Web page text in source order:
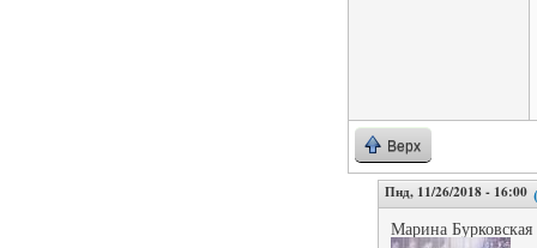
Верх
Пнд, 11/26/2018 - 16:00
Марина Бурковская